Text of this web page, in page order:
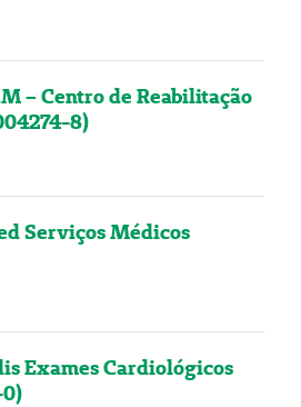
– Centro de Reabilitação
8)
Serviços Médicos
Exames Cardiológicos